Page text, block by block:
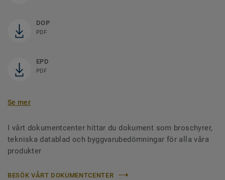
DOP
PDF
EPD
PDF
Se mer
I vårt dokumentcenter hittar du dokument som broschyrer,
tekniska datablad och byggvarubedömningar för alla våra
produkter
BESÖK VÅRT DOKUMENTCENTER